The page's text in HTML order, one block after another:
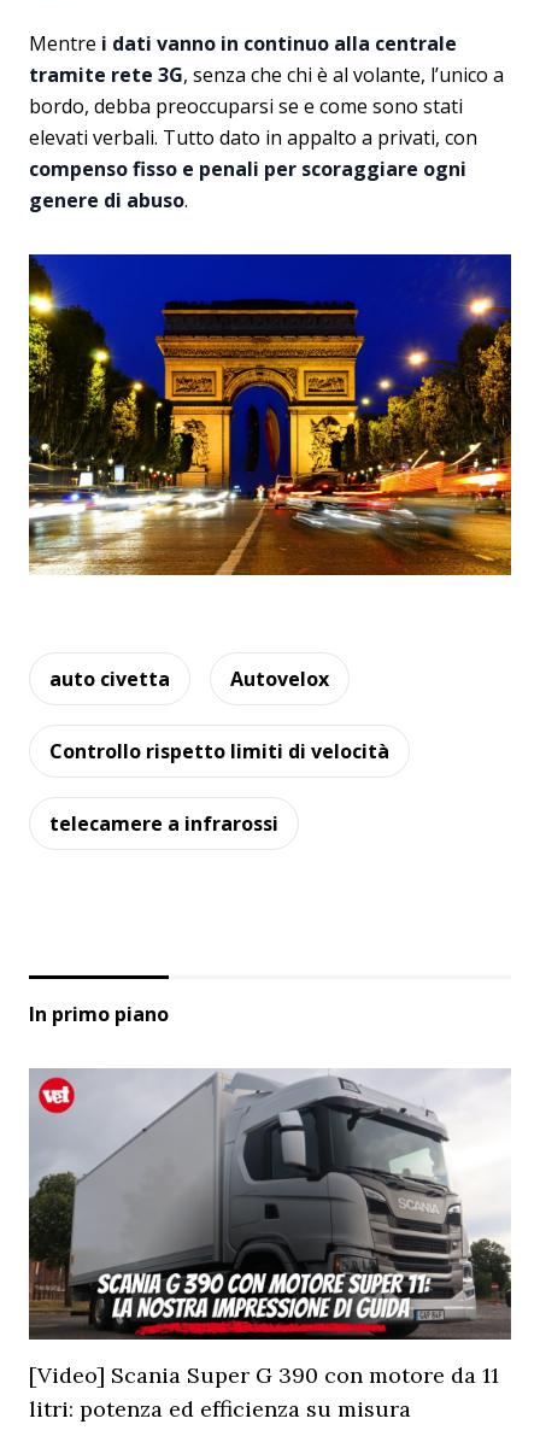
Mentre i dati vanno in continuo alla centrale
tramite rete 3G, senza che chi è al volante, l’unico a
bordo, debba preoccuparsi se e come sono stati
elevati verbali. Tutto dato in appalto a privati, con
compenso fisso e penali per scoraggiare ogni
genere di abuso.
auto civetta Autovelox
Controllo rispetto limiti di velocità
telecamere a infrarossi
In primo piano
[Video] Scania Super G 390 con motore da 11
litri: potenza ed efficienza su misura